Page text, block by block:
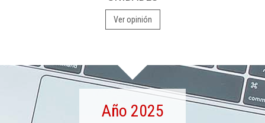
Ver opinión
Año 2025